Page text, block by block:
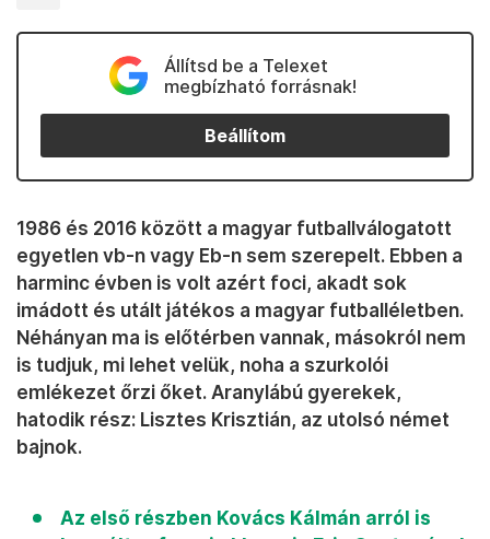
Állítsd be a Telexet
megbízható forrásnak!
Beállítom
1986 és 2016 között a magyar futballválogatott
egyetlen vb-n vagy Eb-n sem szerepelt. Ebben a
harminc évben is volt azért foci, akadt sok
imádott és utált játékos a magyar futballéletben.
Néhányan ma is előtérben vannak, másokról nem
is tudjuk, mi lehet velük, noha a szurkolói
emlékezet őrzi őket. Aranylábú gyerekek,
hatodik rész: Lisztes Krisztián, az utolsó német
bajnok.
Az első részben Kovács Kálmán arról is